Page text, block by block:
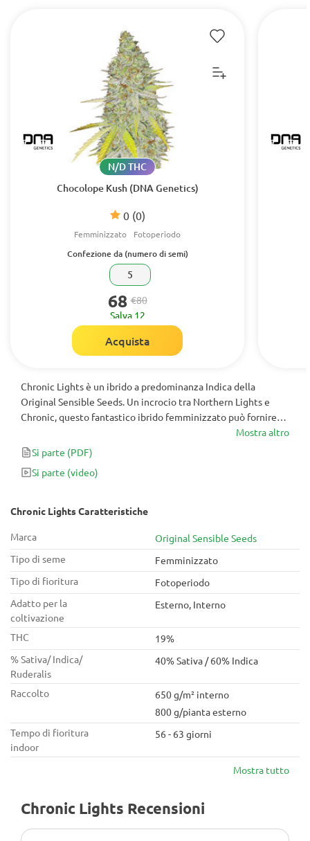
Chocolope Kush (DNA Genetics)
0 (0)
N/D THC
Femminizzato Fotoperiodo
Confezione da (numero di semi)
5
68 €80
Salva 12
Acquista
Chronic Lights è un ibrido a predominanza Indica della
Original Sensible Seeds. Un incrocio tra Northern Lights e
Chronic, questo fantastico ibrido femminizzato può fornire
fino a 650 g/m2 di fiori densi e resinosi in meno di 60 giorni di
fioritura.
Mostra altro
Si parte (PDF)
Si parte (video)
Chronic Lights Caratteristiche
Marca
Original Sensible Seeds
Tipo di seme
Femminizzato
Tipo di fioritura
Fotoperiodo
Adatto per la
coltivazione
Esterno, Interno
THC
19%
% Sativa/ Indica/
Ruderalis
40% Sativa / 60% Indica
Raccolto
650 g/m² interno
800 g/pianta esterno
Tempo di fioritura
indoor
56 - 63 giorni
Mostra tutto
Chronic Lights Recensioni